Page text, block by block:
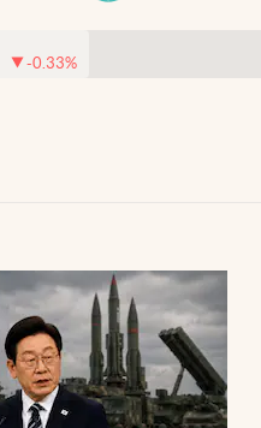
-0.33%